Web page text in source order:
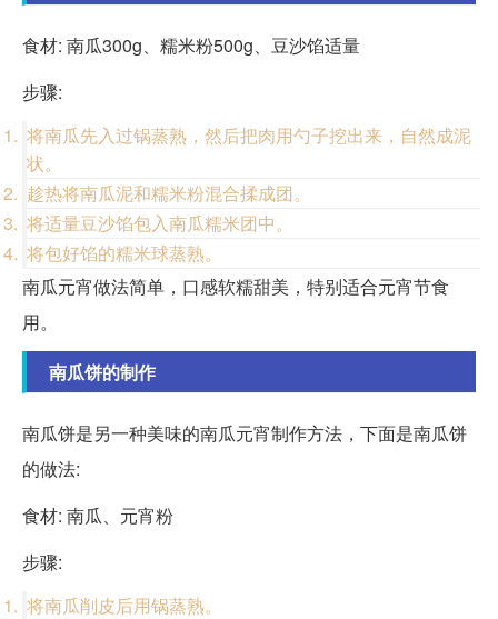
食材: 南瓜300g、糯米粉500g、豆沙馅适量
步骤:
将南瓜先入过锅蒸熟，然后把肉用勺子挖出来，自然成泥
状。
趁热将南瓜泥和糯米粉混合揉成团。
将适量豆沙馅包入南瓜糯米团中。
将包好馅的糯米球蒸熟。
南瓜元宵做法简单，口感软糯甜美，特别适合元宵节食
用。
南瓜饼的制作
南瓜饼是另一种美味的南瓜元宵制作方法，下面是南瓜饼
的做法:
食材: 南瓜、元宵粉
步骤:
将南瓜削皮后用锅蒸熟。